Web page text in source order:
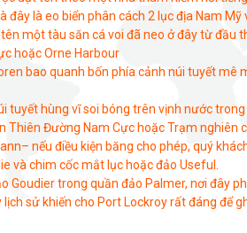
đây là eo biển phân cách 2 lục địa Nam Mỹ
một tàu săn cá voi đã neo ở đây từ đầu
hoặc Orne Harbour
bao quanh bốn phía cảnh núi tuyết mê
tuyết hùng vĩ soi bóng trên vịnh nước
Thiên Đường Nam Cực hoặc Trạm nghiên
nếu điều kiện băng cho phép, quý
và chim cốc mắt lục hoặc đảo Useful.
Goudier trong quần đảo Palmer, nơi đây
lịch sử khiến cho Port Lockroy rất đáng để